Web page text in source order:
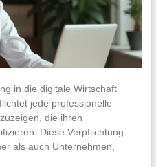
in die digitale Wirtschaft
jede professionelle
die ihren
Diese Verpflichtung
als auch Unternehmen,